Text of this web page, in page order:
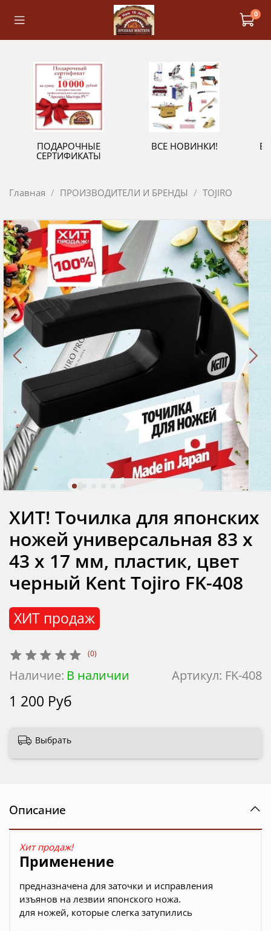
0
ПОДАРОЧНЫЕ
СЕРТИФИКАТЫ
ВСЕ НОВИНКИ!
Главная ПРОИЗВОДИТЕЛИ И БРЕНДЫ TOJIRO
(0)
Артикул: FK-408
Наличие: В наличии
ХИТ продаж
ХИТ! Точилка для японских
ножей универсальная 83 x
43 x 17 мм, пластик, цвет
черный Kent Tojiro FK-408
1 200 Руб
Выбрать
Описание
Хит продаж!
Применение
предназначена для заточки и исправления
изъянов на лезвии японского ножа.
для ножей, которые слегка затупились